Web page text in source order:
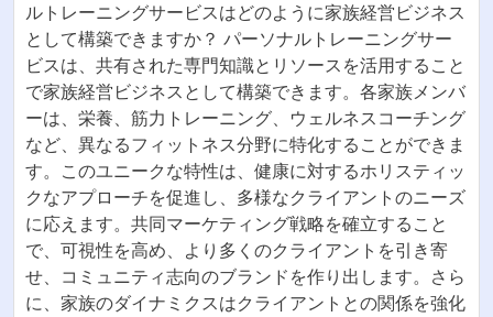
ルトレーニングサービスはどのように家族経営ビジネス
として構築できますか？ パーソナルトレーニングサー
ビスは、共有された専門知識とリソースを活用すること
で家族経営ビジネスとして構築できます。各家族メンバ
ーは、栄養、筋力トレーニング、ウェルネスコーチング
など、異なるフィットネス分野に特化することができま
す。このユニークな特性は、健康に対するホリスティッ
クなアプローチを促進し、多様なクライアントのニーズ
に応えます。共同マーケティング戦略を確立すること
で、可視性を高め、より多くのクライアントを引き寄
せ、コミュニティ志向のブランドを作り出します。さら
に、家族のダイナミクスはクライアントとの関係を強化